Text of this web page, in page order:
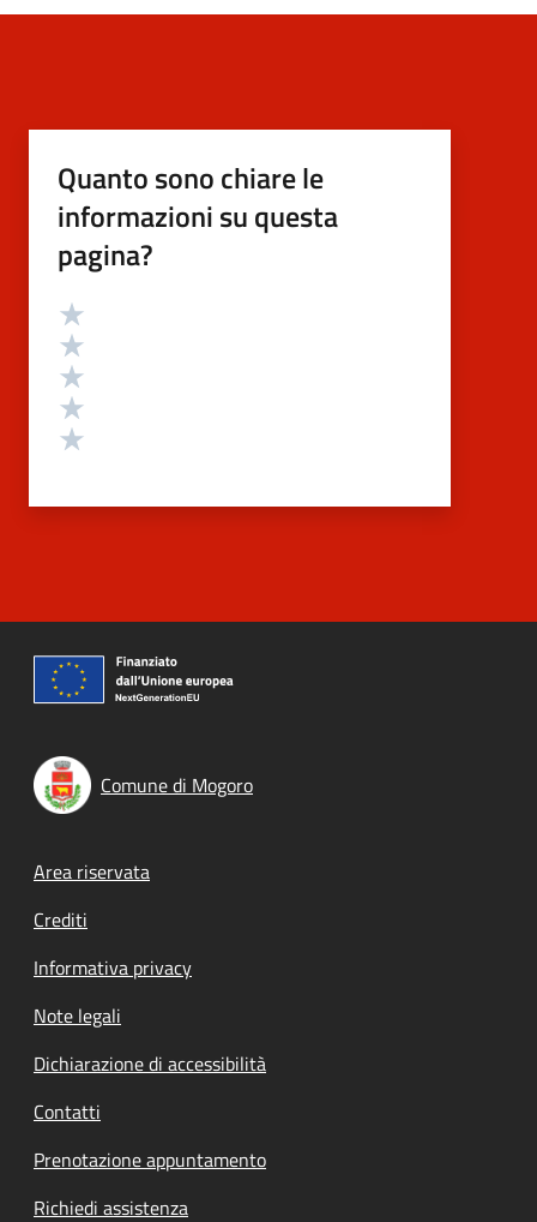
Quanto sono chiare le
informazioni su questa
pagina?
Valutazione
Comune di Mogoro
Footer menu
Area riservata
Crediti
Informativa privacy
Note legali
Dichiarazione di accessibilità
Contatti
Prenotazione appuntamento
Richiedi assistenza